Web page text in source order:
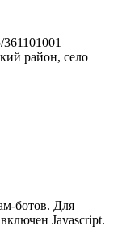
район, село
ботов. Для